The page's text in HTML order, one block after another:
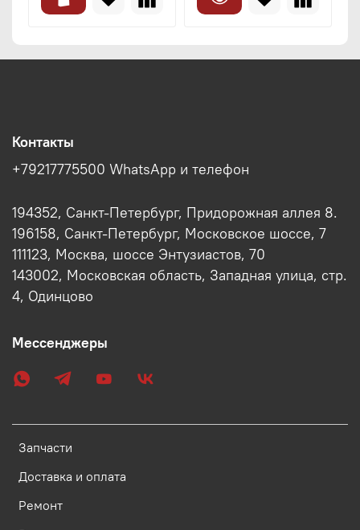
Запчасти
Доставка и оплата
Ремонт
Контакты
+79217775500 WhatsApp и телефон
194352, Санкт-Петербург, Придорожная аллея 8.
196158, Санкт-Петербург, Московское шоссе, 7
111123, Москва, шоссе Энтузиастов, 70
143002, Московская область, Западная улица, стр.
4, Одинцово
Мессенджеры